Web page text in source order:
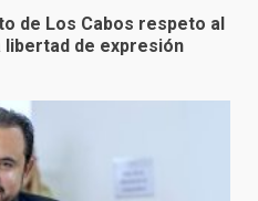
de Los Cabos respeto al
de expresión